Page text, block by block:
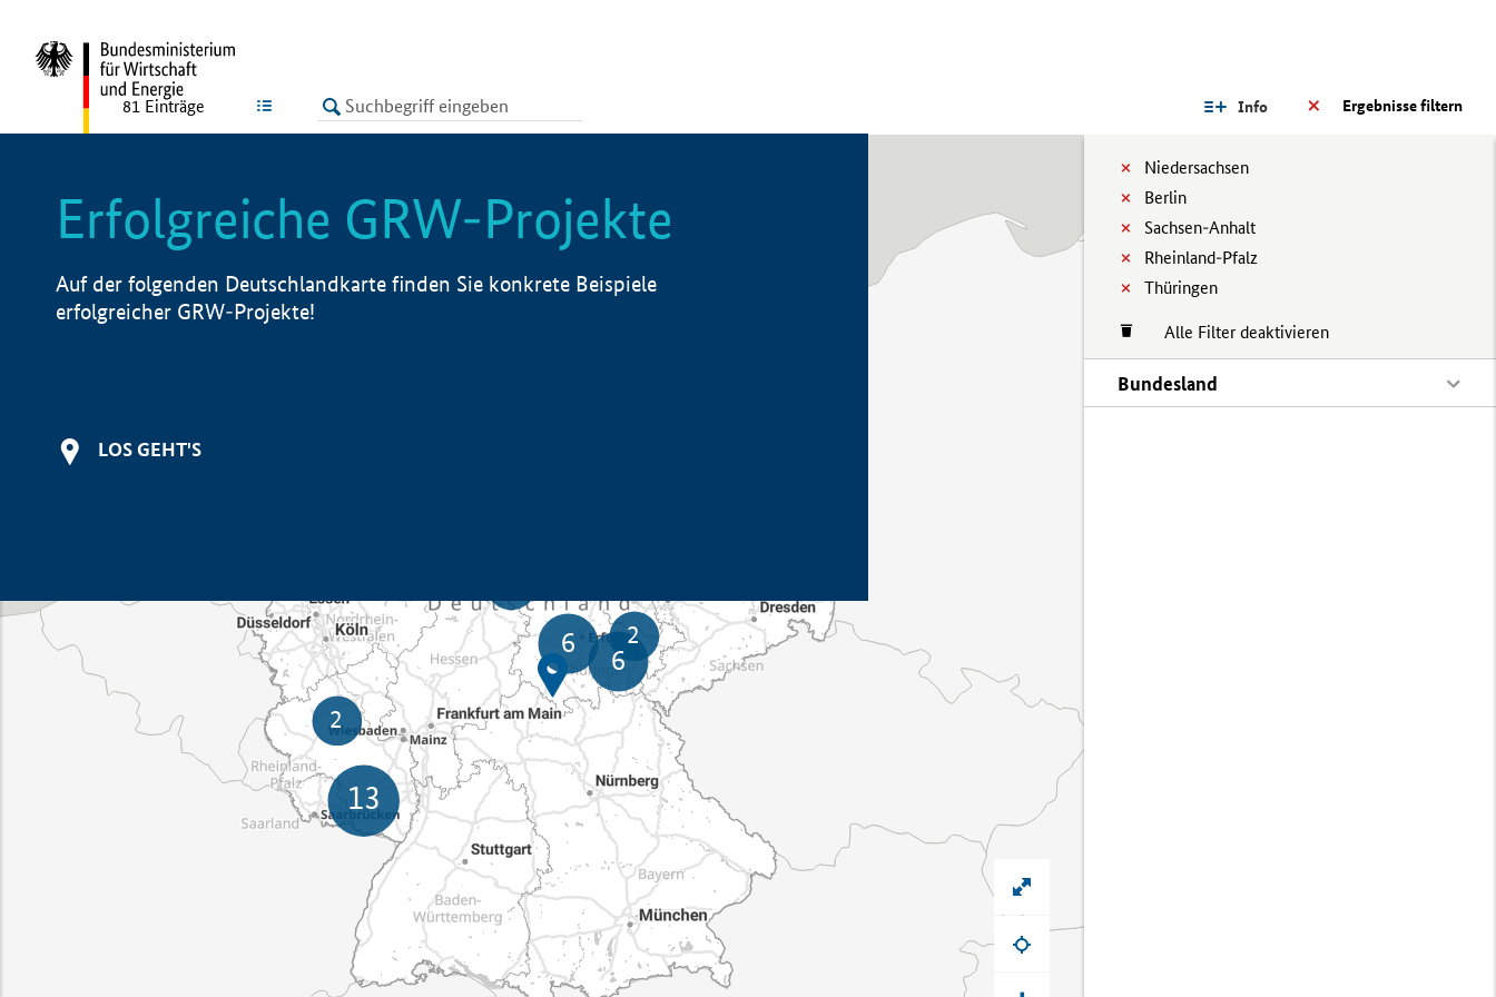
LISTE Ergebnisse filtern
Info
Niedersachsen
Berlin
Sachsen-Anhalt
Rheinland-Pfalz
Thüringen
Alle Filter deaktivieren
Bundesland
81 Einträge
Erfolgreiche GRW-Projekte
Auf der folgenden Deutschlandkarte finden Sie konkrete Beispiele
erfolgreicher GRW-Projekte!
LOS GEHT'S